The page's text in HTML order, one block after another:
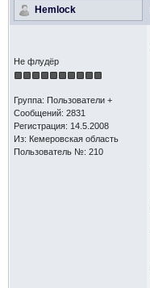
Hemlock
Не флудёр
Группа: Пользователи +
Сообщений: 2831
Регистрация: 14.5.2008
Из: Кемеровская область
Пользователь №: 210